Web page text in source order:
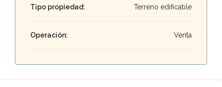
Tipo propiedad: Terreno edificable
Operación: Venta